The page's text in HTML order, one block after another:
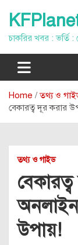
content
চাকরির খবর : ভর্তি :
Home
তথ্য ও
বেকারত্ব দূর করার
তথ্য ও গাইড
উপায়!